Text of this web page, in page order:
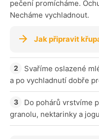
pečení promícháme.
Necháme vychladnout.
Jak připravit
Svaříme oslazené
a po vychladnutí dobře
Do pohárů vrstvíme
granolu, nektarinky a